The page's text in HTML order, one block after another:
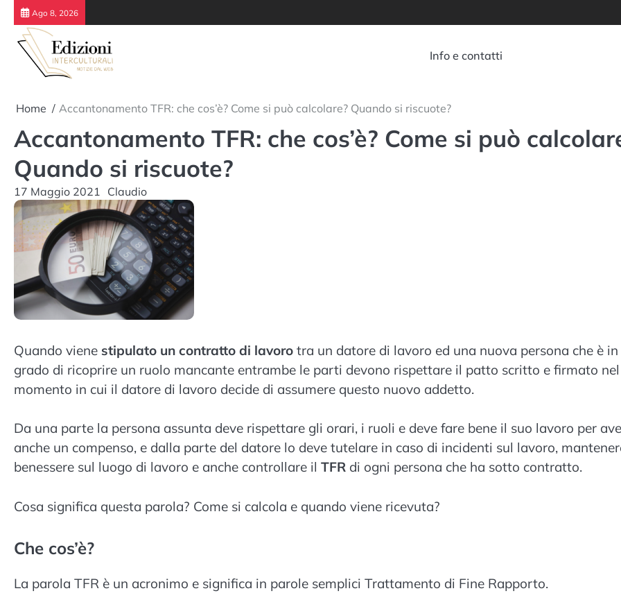
Skip
content
Ago 8, 2026
Info e contatti
Home Accantonamento TFR: che cos’è? Come si può calcolare? Quando si riscuote?
Accantonamento TFR: che cos’è? Come si può
Quando si riscuote?
17 Maggio 2021 Claudio
Quando viene stipulato un contratto di lavoro tra un datore di lavoro ed una nuova persona che è in
grado di ricoprire un ruolo mancante entrambe le parti devono rispettare il patto scritto e firmato nel
momento in cui il datore di lavoro decide di assumere questo nuovo addetto.
Da una parte la persona assunta deve rispettare gli orari, i ruoli e deve fare bene il suo lavoro per
anche un compenso, e dalla parte del datore lo deve tutelare in caso di incidenti sul lavoro,
benessere sul luogo di lavoro e anche controllare il TFR di ogni persona che ha sotto contratto.
Cosa significa questa parola? Come si calcola e quando viene ricevuta?
Che cos’è?
La parola TFR è un acronimo e significa in parole semplici Trattamento di Fine Rapporto.